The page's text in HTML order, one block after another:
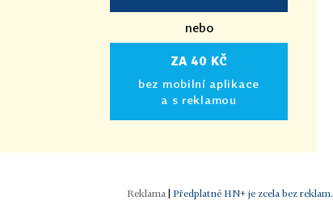
nebo
ZA 40 KČ
bez mobilní aplikace
a s reklamou
| Předplatné HN+ je zcela bez reklam.